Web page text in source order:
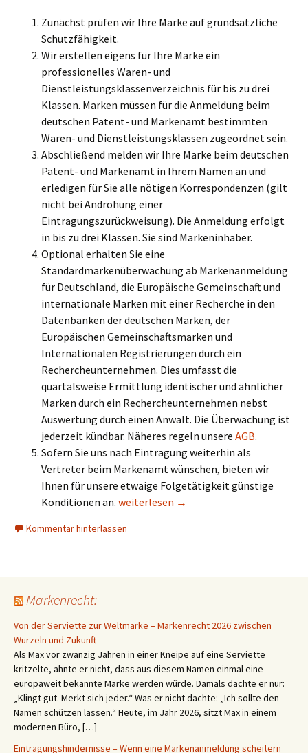
Zunächst prüfen wir Ihre Marke auf grundsätzliche
Schutzfähigkeit.
Wir erstellen eigens für Ihre Marke ein
professionelles Waren- und
Dienstleistungsklassenverzeichnis für bis zu drei
Klassen. Marken müssen für die Anmeldung beim
deutschen Patent- und Markenamt bestimmten
Waren- und Dienstleistungsklassen zugeordnet sein.
Abschließend melden wir Ihre Marke beim deutschen
Patent- und Markenamt in Ihrem Namen an und
erledigen für Sie alle nötigen Korrespondenzen (gilt
nicht bei Androhung einer
Eintragungszurückweisung). Die Anmeldung erfolgt
in bis zu drei Klassen. Sie sind Markeninhaber.
Optional erhalten Sie eine
Standardmarkenüberwachung ab Markenanmeldung
für Deutschland, die Europäische Gemeinschaft und
internationale Marken mit einer Recherche in den
Datenbanken der deutschen Marken, der
Europäischen Gemeinschaftsmarken und
Internationalen Registrierungen durch ein
Rechercheunternehmen. Dies umfasst die
quartalsweise Ermittlung identischer und ähnlicher
Marken durch ein Rechercheunternehmen nebst
Auswertung durch einen Anwalt. Die Überwachung ist
jederzeit kündbar. Näheres regeln unsere AGB.
Sofern Sie uns nach Eintragung weiterhin als
Vertreter beim Markenamt wünschen, bieten wir
Ihnen für unsere etwaige Folgetätigkeit günstige
Konditionen an. Kosten und Inhalt einer deutschen
weiterlesen →
Kommentar hinterlassen
Markenrecht:
Von der Serviette zur Weltmarke – Markenrecht 2026 zwischen
Wurzeln und Zukunft
Als Max vor zwanzig Jahren in einer Kneipe auf eine Serviette
kritzelte, ahnte er nicht, dass aus diesem Namen einmal eine
europaweit bekannte Marke werden würde. Damals dachte er nur:
„Klingt gut. Merkt sich jeder.“ Was er nicht dachte: „Ich sollte den
Namen schützen lassen.“ Heute, im Jahr 2026, sitzt Max in einem
modernen Büro, […]
Eintragungshindernisse – Wenn eine Markenanmeldung scheitern